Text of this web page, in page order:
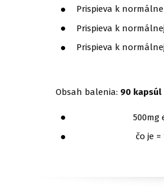
Prispieva k
Prispieva k
Prispieva k
Obsah balenia: 90
500mg
čo je = 156 %